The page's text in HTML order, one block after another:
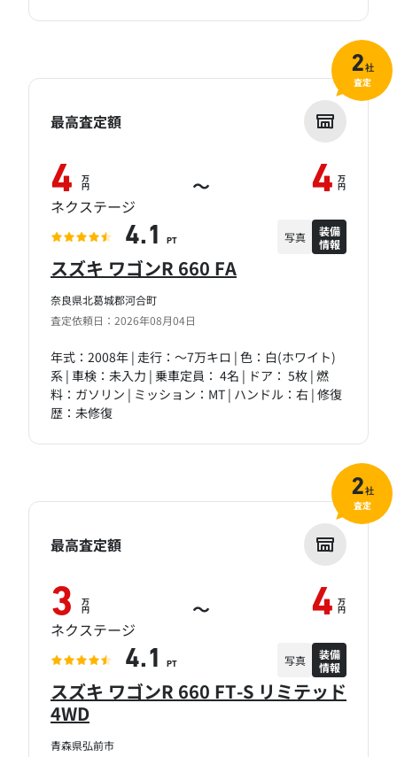
奈良県北葛城郡河合町
査定依頼日：2026年08月04日
スズキ ワゴンR 660 FA
年式：2008年 | 走行：～7万キロ | 色：白(ホワイト)
系 | 車検：未入力 | 乗車定員： 4名 | ドア： 5枚 | 燃
料：ガソリン | ミッション：MT | ハンドル：右 | 修復
歴：未修復
最高査定額
4 万
円 ～ 4 万
円
ネクステージ
4.1 PT 写真
装備
情報
2社
査定
青森県弘前市
スズキ ワゴンR 660 FT-S リミテッド
4WD
最高査定額
3 万
円 ～ 4 万
円
ネクステージ
4.1 PT 写真
装備
情報
2社
査定